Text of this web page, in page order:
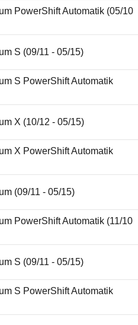
PowerShift Automatik (05/10
S (09/11 - 05/15)
S PowerShift Automatik
X (10/12 - 05/15)
X PowerShift Automatik
(09/11 - 05/15)
PowerShift Automatik (11/10
S (09/11 - 05/15)
S PowerShift Automatik